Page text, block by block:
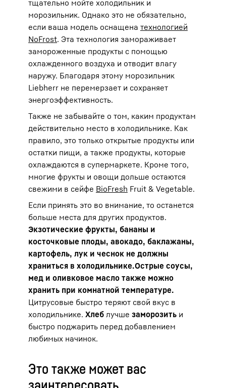
тщательно мойте холодильник и
морозильник. Однако это не обязательно,
если ваша модель оснащена технологией
NoFrost. Эта технология замораживает
замороженные продукты с помощью
охлажденного воздуха и отводит влагу
наружу. Благодаря этому морозильник
Liebherr не перемерзает и сохраняет
энергоэффективность.
Также не забывайте о том, каким продуктам
действительно место в холодильнике. Как
правило, это только открытые продукты или
остатки пищи, а также продукты, которые
охлаждаются в супермаркете. Кроме того,
многие фрукты и овощи дольше остаются
свежими в сейфе BioFresh Fruit & Vegetable.
Если принять это во внимание, то останется
больше места для других продуктов.
Экзотические фрукты, бананы и
косточковые плоды, авокадо, баклажаны,
картофель, лук и чеснок не должны
храниться в холодильнике.Острые соусы,
мед и оливковое масло также можно
хранить при комнатной температуре.
Цитрусовые быстро теряют свой вкус в
холодильнике. Хлеб лучше заморозить и
быстро поджарить перед добавлением
любимых начинок.
Это также может вас